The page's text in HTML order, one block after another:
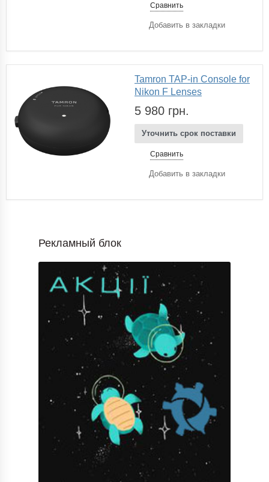
Сравнить
Добавить в закладки
Tamron TAP-in Console for
Nikon F Lenses
5 980 грн.
Уточнить срок поставки
Сравнить
Добавить в закладки
Рекламный блок